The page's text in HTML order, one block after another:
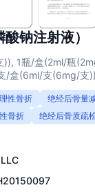
钠注射液）
)), 1瓶/盒(2ml/瓶
/盒(6ml/支(6mg/支))
性骨折
绝经后骨量
骨折
绝经后骨质疏